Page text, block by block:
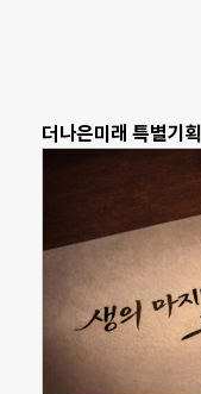
더나은미래 특별기획